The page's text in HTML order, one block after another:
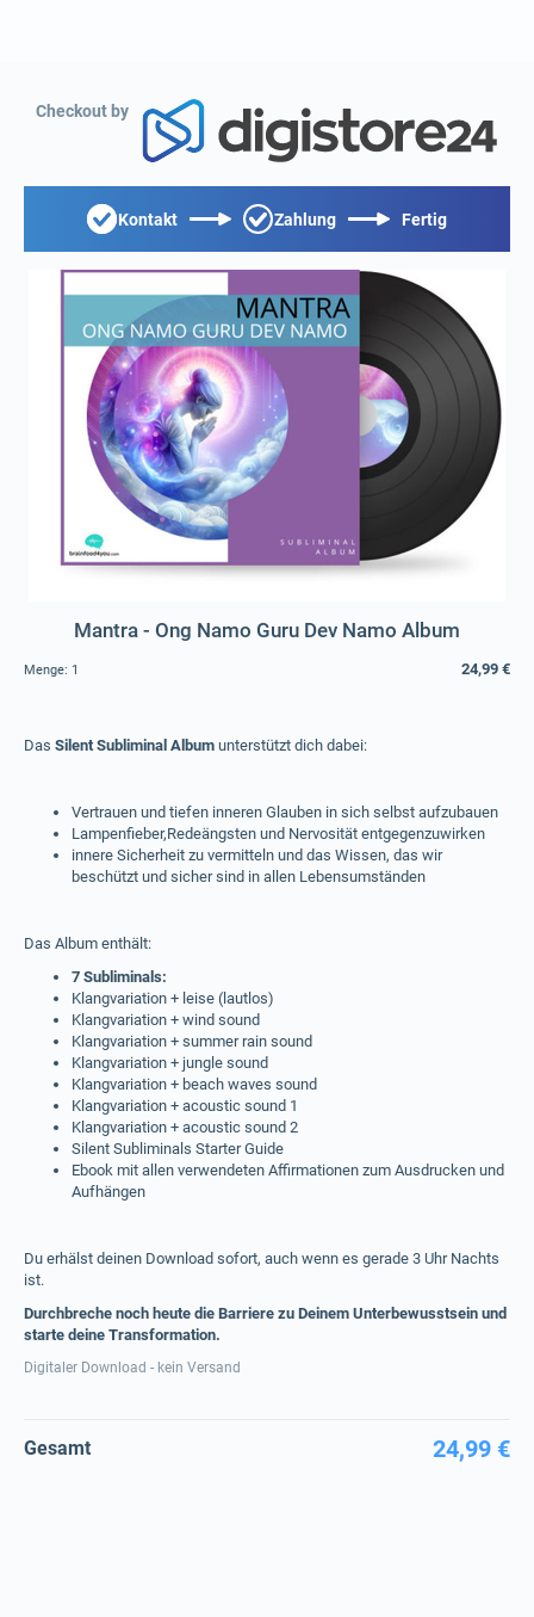
Checkout by
Kontakt Zahlung Fertig
Mantra - Ong Namo Guru Dev Namo Album
Menge: 1 24,99 €
Das Silent Subliminal Album unterstützt dich dabei:
Vertrauen und tiefen inneren Glauben in sich selbst aufzubauen
Lampenfieber,Redeängsten und Nervosität entgegenzuwirken
innere Sicherheit zu vermitteln und das Wissen, das wir
beschützt und sicher sind in allen Lebensumständen
Das Album enthält:
7 Subliminals:
Klangvariation + leise (lautlos)
Klangvariation + wind sound
Klangvariation + summer rain sound
Klangvariation + jungle sound
Klangvariation + beach waves sound
Klangvariation + acoustic sound 1
Klangvariation + acoustic sound 2
Silent Subliminals Starter Guide
Ebook mit allen verwendeten Affirmationen zum Ausdrucken und
Aufhängen
Du erhälst deinen Download sofort, auch wenn es gerade 3 Uhr Nachts
ist.
Durchbreche noch heute die Barriere zu Deinem Unterbewusstsein und
starte deine Transformation.
Digitaler Download - kein Versand
Gesamt 24,99 €